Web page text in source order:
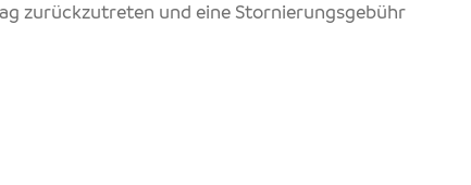
zurückzutreten und eine Stornierungsgebühr